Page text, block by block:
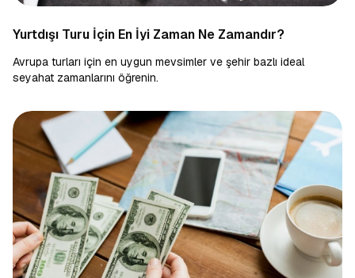
Yurtdışı Turu İçin En İyi Zaman Ne Zamandır?
Avrupa turları için en uygun mevsimler ve şehir bazlı ideal
seyahat zamanlarını öğrenin.